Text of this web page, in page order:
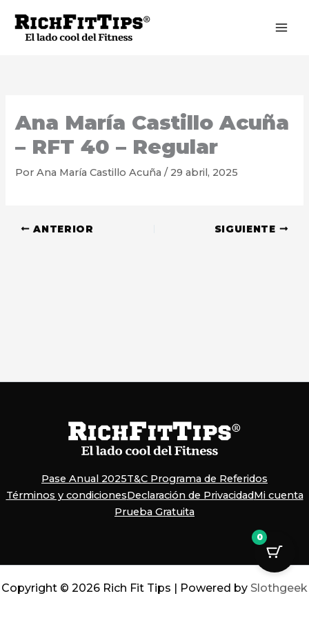
contenido
Ana María Castillo Acuña
– RFT 40 – Regular
PorAna María Castillo Acuña/ 29 abril, 2025
ANTERIOR SIGUIENTE
Pase Anual 2025T&C Programa de Referidos
Términos y condicionesDeclaración de PrivacidadMi cuenta
Prueba Gratuita
Copyright © 2026 Rich Fit Tips | Powered by Slothgeek
0